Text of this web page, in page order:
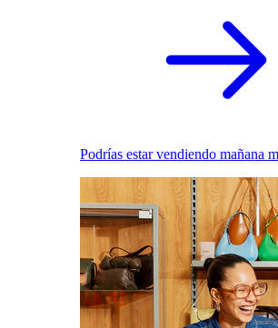
Podrías estar vendiendo mañana